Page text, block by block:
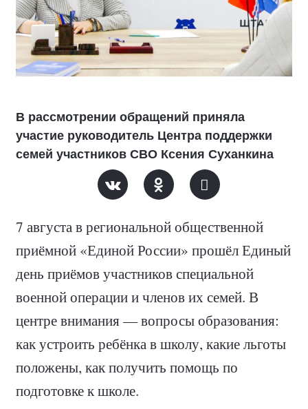
В рассмотрении обращений приняла
участие руководитель Центра поддержки
семей участников СВО Ксения Суханкина
7 августа в региональной общественной
приёмной «Единой России» прошёл Единый
день приёмов участников специальной
военной операции и членов их семей. В
центре внимания — вопросы образования:
как устроить ребёнка в школу, какие льготы
положены, как получить помощь по
подготовке к школе.